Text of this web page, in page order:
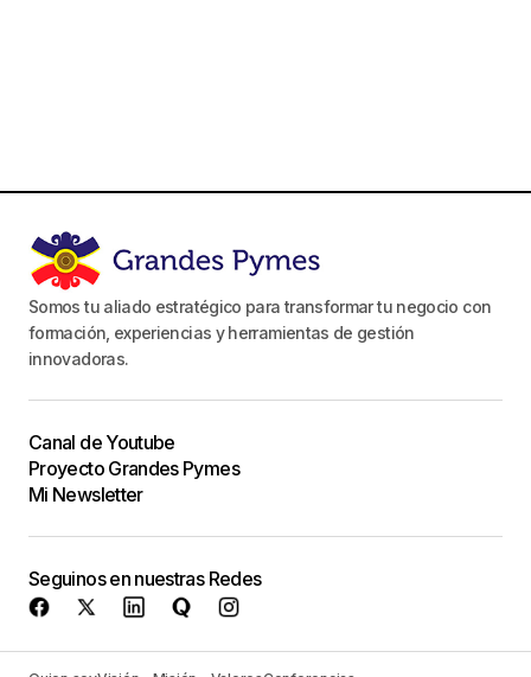
Somos tu aliado estratégico para transformar tu negocio con
formación, experiencias y herramientas de gestión
innovadoras.
Canal de Youtube
Proyecto Grandes Pymes
Mi Newsletter
Seguinos en nuestras Redes